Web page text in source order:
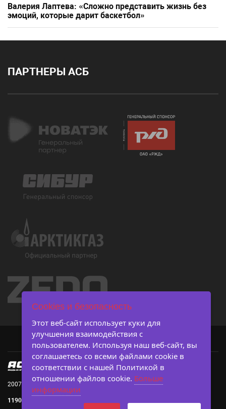
Валерия Лаптева: «Сложно представить жизнь без
эмоций, которые дарит баскетбол»
ПАРТНЕРЫ АСБ
2007-2026 © Ассоциация студенческого баскетбола
119019, г. Москва, Большой Афанасьевский пер., д. 3, с. 3
Cookies и безопасность
Этот веб-сайт использует куки для
улучшения взаимодействия с
пользователем. Используя наш веб-сайт, вы
соглашаетесь со всеми файлами cookie в
соответствии с нашей Политикой в ​​
отношении файлов cookie. Больше
информации